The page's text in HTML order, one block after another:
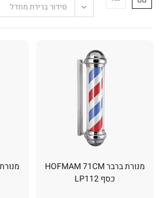
סידור ברירת מחדל
מנורת ברבר HOFMAM 71CM
כסף LP112